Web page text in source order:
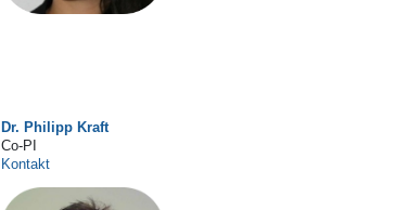
Dr. Philipp Kraft
Co-PI
Kontakt